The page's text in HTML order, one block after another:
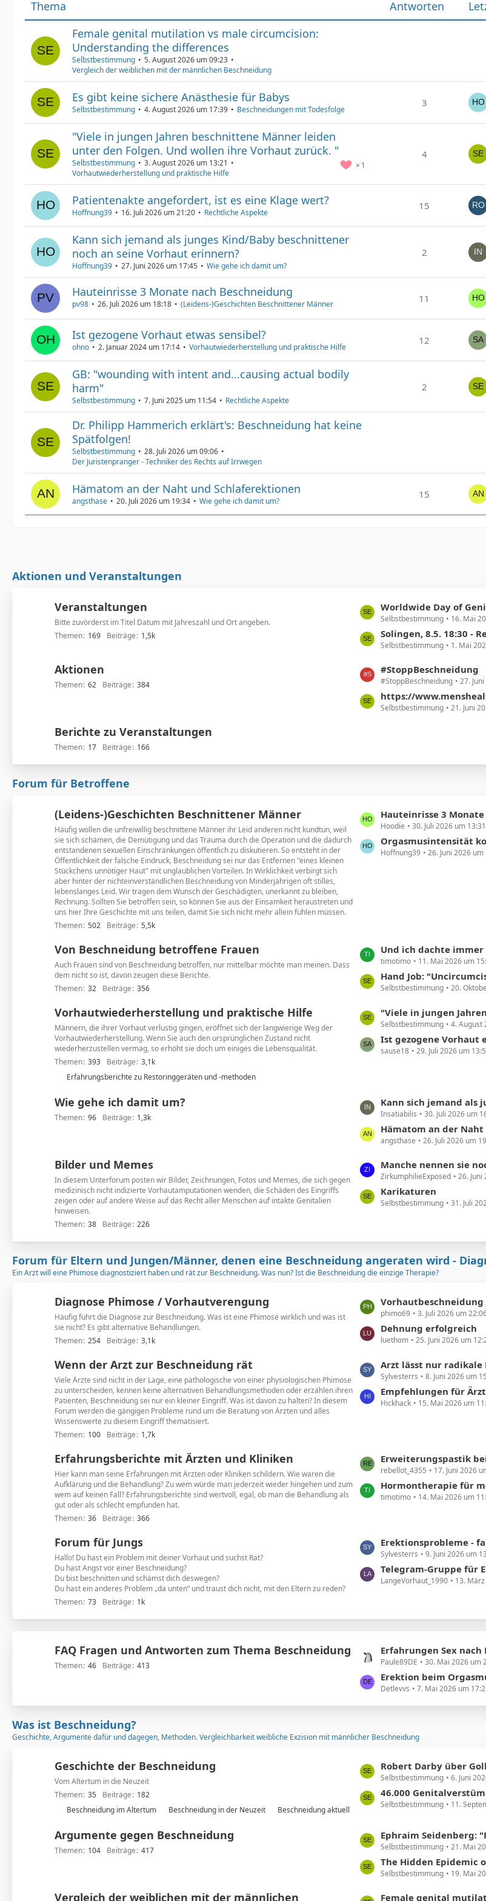
Thema Antworten
Female genital mutilation vs male circumcision:
Understanding the differences
Selbstbestimmung
5. August 2026 um 09:23
Vergleich der weiblichen mit der männlichen Beschneidung
Es gibt keine sichere Anästhesie für Babys
Selbstbestimmung 4. August 2026 um 17:39 Beschneidungen mit Todesfolge
3
"Viele in jungen Jahren beschnittene Männer leiden
unter den Folgen. Und wollen ihre Vorhaut zurück. "
1
Selbstbestimmung
3. August 2026 um 13:21
Vorhautwiederherstellung und praktische Hilfe
4
Patientenakte angefordert, ist es eine Klage wert?
Hoffnung39 16. Juli 2026 um 21:20 Rechtliche Aspekte
15
Kann sich jemand als junges Kind/Baby beschnittener
noch an seine Vorhaut erinnern?
Hoffnung39 27. Juni 2026 um 17:45 Wie gehe ich damit um?
2
Hauteinrisse 3 Monate nach Beschneidung
pv98 26. Juli 2026 um 18:18 (Leidens-)Geschichten Beschnittener Männer 11
Ist gezogene Vorhaut etwas sensibel?
ohno 2. Januar 2024 um 17:14 Vorhautwiederherstellung und praktische Hilfe
12
GB: "wounding with intent and...causing actual bodily
harm"
Selbstbestimmung 7. Juni 2025 um 11:54 Rechtliche Aspekte
2
Dr. Philipp Hammerich erklärt's: Beschneidung hat keine
Spätfolgen!
Selbstbestimmung
28. Juli 2026 um 09:06
Der Juristenpranger - Techniker des Rechts auf Irrwegen
Hämatom an der Naht und Schlaferektionen
angsthase 20. Juli 2026 um 19:34 Wie gehe ich damit um?
15
Aktionen und Veranstaltungen
Veranstaltungen
Bitte zuvörderst im Titel Datum mit Jahreszahl und Ort angeben.
Themen 169 Beiträge 1,5k
L
e
t
z
e
e
g
Worldwide Day of
Selbstbestimmung 16. Mai
Solingen, 8.5. 18:30 - Renate Bernhard - Beschneidung
Selbstbestimmung 1. Mai
Aktionen
Themen 62 Beiträge 384
L
e
t
z
e
ä
g
e
#StoppBeschneidung
#StoppBeschneidung 27.
https://www.menshealth.de/
Selbstbestimmung 21. Juni
Berichte zu Veranstaltungen
Themen 17 Beiträge 166
Forum für Betroffene
(Leidens-)Geschichten Beschnittener Männer
Häufig wollen die unfreiwillig beschnittene Männer ihr Leid anderen nicht kundtun, weil
sie sich schämen, die Demütigung und das Trauma durch die Operation und die dadurch
entstandenen sexuellen Einschränkungen öffentlich zu diskutieren. So entsteht in der
Öffentlichkeit der falsche Eindruck, Beschneidung sei nur das Entfernen "eines kleinen
Stückchens unnötiger Haut" mit unglaublichen Vorteilen. In Wirklichkeit verbirgt sich
aber hinter der nichteinverständlichen Beschneidung von Minderjährigen oft stilles,
lebenslanges Leid. Wir tragen dem Wunsch der Geschädigten, unerkannt zu bleiben,
Rechnung. Sollten Sie betroffen sein, so können Sie aus der Einsamkeit heraustreten und
uns hier Ihre Geschichte mit uns teilen, damit Sie sich nicht mehr allein fühlen müssen.
Themen 502 Beiträge 5,5k
L
e
t
z
r
ä
g
e
Hauteinrisse 3
Hoodie 30. Juli 2026 um 13:31
Orgasmusintensität
Hoffnung39 26. Juni 2026 um
Von Beschneidung betroffene Frauen
Auch Frauen sind von Beschneidung betroffen, nur mittelbar möchte man meinen. Dass
dem nicht so ist, davon zeugen diese Berichte.
Themen 32 Beiträge 356
L
e
t
z
e
e
g
Und ich dachte
timotimo 11. Mai 2026 um
Hand Job: "Uncircumcised penises, however,
Selbstbestimmung 20.
Vorhautwiederherstellung und praktische Hilfe
Männern, die ihrer Vorhaut verlustig gingen, eröffnet sich der langwierige Weg der
Vorhautwiederherstellung. Wenn Sie auch den ursprünglichen Zustand nicht
wiederherzustellen vermag, so erhöht sie doch um einiges die Lebensqualität.
Themen 393 Beiträge 3,1k
L
e
t
z
e
t
g
"Viele in jungen Jahren beschnittene Männer leiden
Selbstbestimmung 4. August
Ist gezogene Vorhaut
sause18 29. Juli 2026 um
t
e
r
e
n
Erfahrungsberichte zu Restoringgeräten und -methoden
Wie gehe ich damit um?
Themen 96 Beiträge 1,3k
L
e
t
z
e
e
g
e
Kann sich jemand als junges Kind/Baby
Insatiabilis 30. Juli 2026 um
Hämatom an der Naht
angsthase 26. Juli 2026 um
Bilder und Memes
In diesem Unterforum posten wir Bilder, Zeichnungen, Fotos und Memes, die sich gegen
medizinisch nicht indizierte Vorhautamputationen wenden, die Schäden des Eingriffs
zeigen oder auf andere Weise auf das Recht aller Menschen auf intakte Genitalien
hinweisen.
Themen 38 Beiträge 226
L
e
t
z
B
e
i
r
ä
g
e
Manche nennen sie noch „Wissenschaftler“.
ZirkumphilieExposed 26. Juni
Karikaturen
Selbstbestimmung 31. Juli
Forum für Eltern und Jungen/Männer, denen eine Beschneidung angeraten wird -
Ein Arzt will eine Phimose diagnostiziert haben und rät zur Beschneidung. Was nun? Ist die Beschneidung die einzige Therapie?
Diagnose Phimose / Vorhautverengung
Häufig führt die Diagnose zur Beschneidung. Was ist eine Phimose wirklich und was ist
sie nicht? Es gibt alternative Behandlungen.
Themen 254 Beiträge 3,1k
L
e
t
z
e
e
g
e
Vorhautbeschneidung
phimo69 3. Juli 2026 um
Dehnung erfolgreich
luethom 25. Juni 2026 um
Wenn der Arzt zur Beschneidung rät
Viele Ärzte sind nicht in der Lage, eine pathologische von einer physiologischen Phimose
zu unterscheiden, kennen keine alternativen Behandlungsmethoden oder erzählen ihren
Patienten, Beschneidung sei nur ein kleiner Eingriff. Was ist davon zu halten? In diesem
Forum werden die gängigen Probleme rund um die Beratung von Ärzten und alles
Wissenswerte zu diesem Eingriff thematisiert.
Themen 100 Beiträge 1,7k
L
e
t
z
e
i
t
r
e
Arzt lässt nur radikale
Sylvesterrs 8. Juni 2026 um
Empfehlungen für
Hickhack 15. Mai 2026 um
Erfahrungsberichte mit Ärzten und Kliniken
Hier kann man seine Erfahrungen mit Ärzten oder Kliniken schildern. Wie waren die
Aufklärung und die Behandlung? Zu wem würde man jederzeit wieder hingehen und zum
wem auf keinen Fall? Erfahrungsberichte sind wertvoll, egal, ob man die Behandlung als
gut oder als schlecht empfunden hat.
Themen 36 Beiträge 366
L
e
t
z
B
e
i
t
g
Erweiterungspastik
rebellot_4355 17. Juni 2026
Hormontherapie für
timotimo 14. Mai 2026 um
Forum für Jungs
Hallo! Du hast ein Problem mit deiner Vorhaut und suchst Rat?
Du hast Angst vor einer Beschneidung?
Du bist beschnitten und schämst dich deswegen?
Du hast ein anderes Problem „da unten“ und traust dich nicht, mit den Eltern zu reden?
Themen 73 Beiträge 1k
L
e
t
z
B
r
ä
Erektionsprobleme -
Sylvesterrs 9. Juni 2026 um
Telegram-Gruppe für
LangeVorhaut_1990 13.
FAQ Fragen und Antworten zum Thema Beschneidung
Themen 46 Beiträge 413
L
e
t
z
t
e
t
ä
Erfahrungen Sex nach
Paule89DE 30. Mai 2026 um
Erektion beim
Detlevvs 7. Mai 2026 um
Was ist Beschneidung?
Geschichte, Argumente dafür und dagegen, Methoden. Vergleichbarkeit weibliche Exzision mit männlicher Beschneidung
Geschichte der Beschneidung
Vom Altertum in die Neuzeit
Themen 35 Beiträge 182
L
e
t
z
e
B
e
i
Robert Darby über
Selbstbestimmung 6. Juni
46.000
Selbstbestimmung 11.
t
e
Beschneidung im Altertum Beschneidung in der Neuzeit Beschneidung aktuell
Argumente gegen Beschneidung
Themen 104 Beiträge 417
L
e
t
z
Ephraim Seidenberg: "Problem beginnt
Selbstbestimmung 21. Mai
The Hidden Epidemic of
Selbstbestimmung 19. Mai
Vergleich der weiblichen mit der männlichen L Female genital mutilation vs male